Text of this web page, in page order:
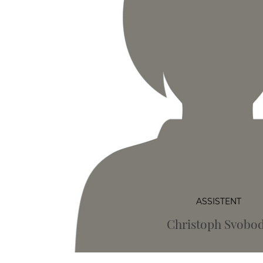
ASSISTENT
Christoph